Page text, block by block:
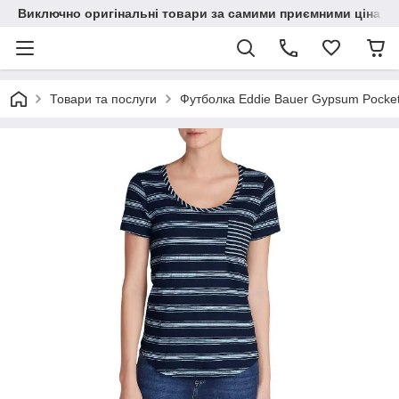
Виключно оригінальні товари за самими приємними
Товари та послуги Футболка Eddie Bauer Gypsum